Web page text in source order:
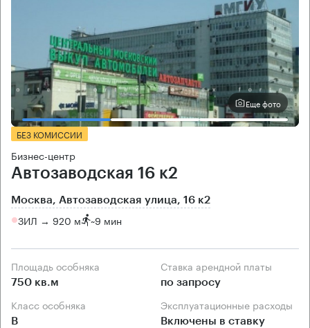
Еще фото
БЕЗ КОМИССИИ
Бизнес-центр
Автозаводская 16 к2
Москва, Автозаводская улица, 16 к2
ЗИЛ → 920 м ~9 мин
Площадь особняка
750 кв.м
Ставка арендной платы
по запросу
Класс особняка
B
Эксплуатационные расходы
Включены в ставку